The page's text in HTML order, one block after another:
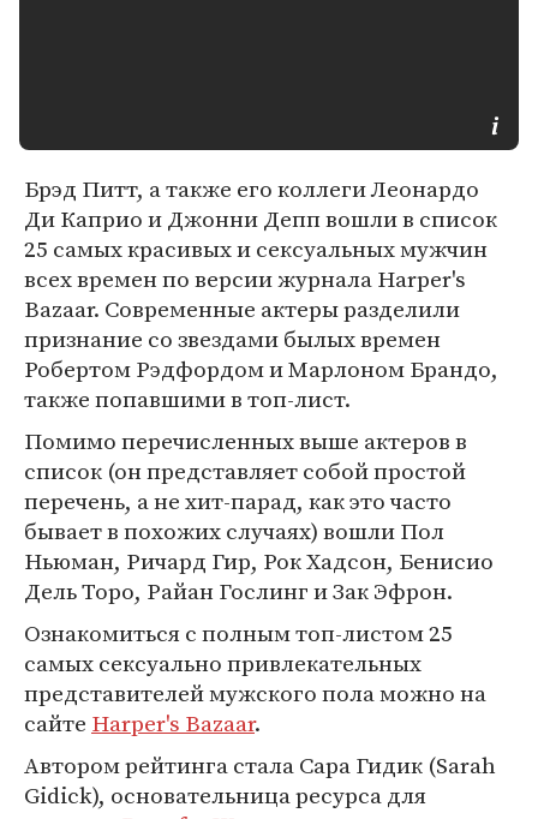
Брэд Питт, а также его коллеги Леонардо
Ди Каприо и Джонни Депп вошли в список
25 самых красивых и сексуальных мужчин
всех времен по версии журнала Harper's
Bazaar. Современные актеры разделили
признание со звездами былых времен
Робертом Рэдфордом и Марлоном Брандо,
также попавшими в топ-лист.
Помимо перечисленных выше актеров в
список (он представляет собой простой
перечень, а не хит-парад, как это часто
бывает в похожих случаях) вошли Пол
Ньюман, Ричард Гир, Рок Хадсон, Бенисио
Дель Торо, Райан Гослинг и Зак Эфрон.
Ознакомиться с полным топ-листом 25
самых сексуально привлекательных
представителей мужского пола можно на
сайте Harper's Bazaar.
Автором рейтинга стала Сара Гидик (Sarah
Gidick), основательница ресурса для